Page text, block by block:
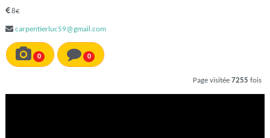
8€
carpentierluc59@gmail.com
0 0
Page visitée 7255 fois